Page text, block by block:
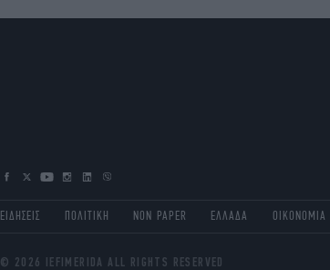
ΕΙΔΗΣΕΙΣ ΠΟΛΙΤΙΚΗ NON PAPER ΕΛΛΑΔΑ ΟΙΚΟΝΟΜΙΑ
© 2026 IEFIMERIDA ALL RIGHTS RESERVED